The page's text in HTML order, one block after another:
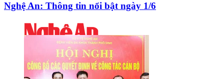
Nghệ An: Thông tin nổi bật ngày 1/6